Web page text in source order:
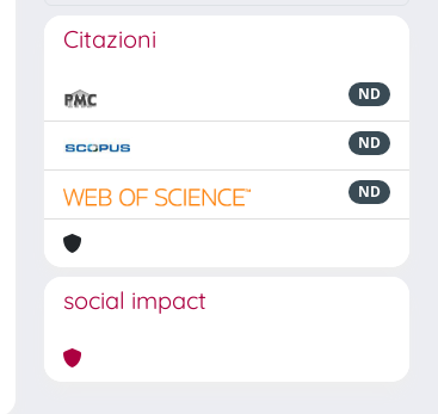
Citazioni
ND
ND
ND
social impact